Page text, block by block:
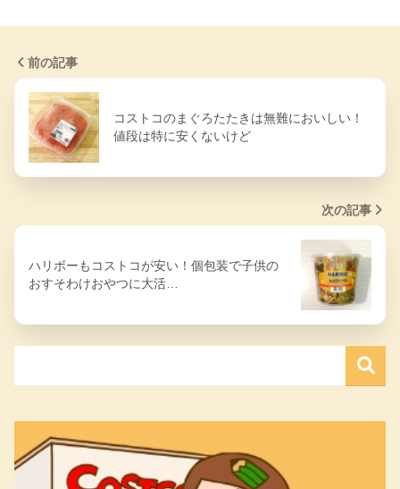
前の記事
コストコのまぐろたたきは無難においしい！
値段は特に安くないけど
次の記事
ハリボーもコストコが安い！個包装で子供の
おすそわけおやつに大活…